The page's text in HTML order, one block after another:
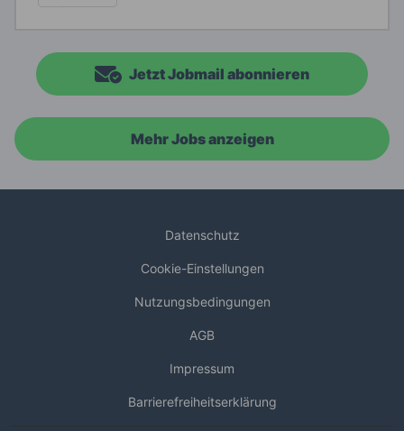
Jetzt Jobmail abonnieren
Mehr Jobs anzeigen
Datenschutz
Cookie-Einstellungen
Nutzungsbedingungen
AGB
Impressum
Barrierefreiheitserklärung